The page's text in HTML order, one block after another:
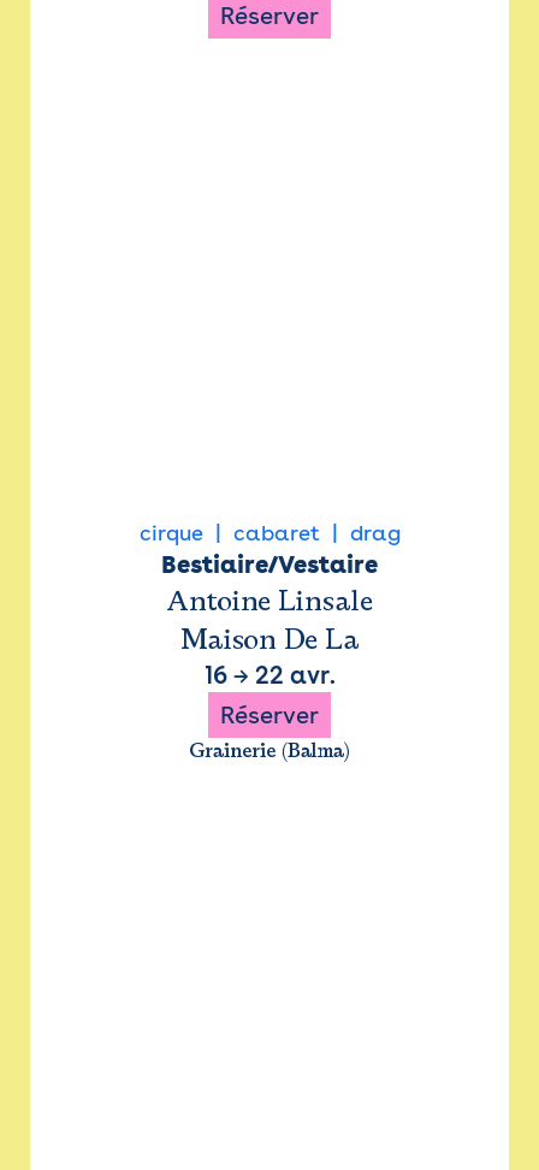
Réserver
cirque cabaret drag
Bestiaire/Vestaire
Antoine Linsale
Maison De La
16→ 22 avr.
Réserver
Grainerie (Balma)